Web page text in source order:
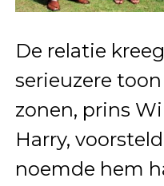
De relatie
serieuzere
zonen, prins
Harry,
noemde hem